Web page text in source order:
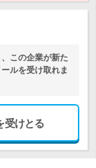
この企業が新た
ルを受け取れま
受けとる